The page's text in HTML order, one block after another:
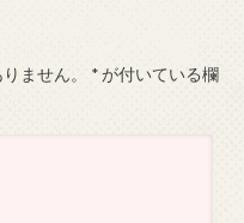
ません。 *が付いている欄